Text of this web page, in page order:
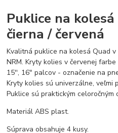
Puklice na
čierna / červená
Kvalitná puklice na kolesá Quad
NRM. Kryty kolies v červenej
15'', 16" palcov - označenie na
Kryty kolies sú univerzálne, veľmi
Puklice sú praktickým celoročným
Materiál ABS plast.
Súprava obsahuje 4 kusy.